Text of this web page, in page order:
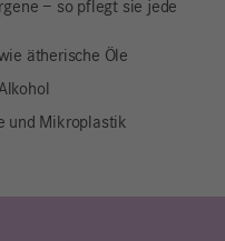
– so pflegt sie jede
ätherische Öle
und Mikroplastik